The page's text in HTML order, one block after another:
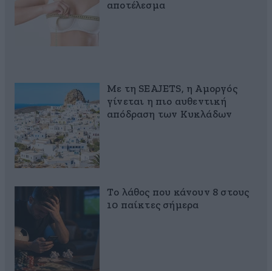
αποτέλεσμα
Με τη SEAJETS, η Αμοργός
γίνεται η πιο αυθεντική
απόδραση των Κυκλάδων
Το λάθος που κάνουν 8 στους
10 παίκτες σήμερα